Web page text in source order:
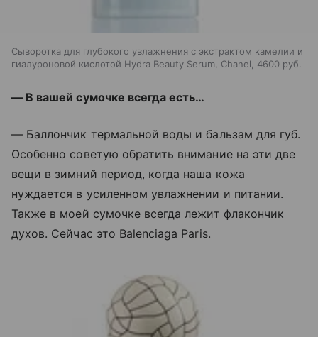
Сыворотка для глубокого увлажнения с экстрактом камелии и
гиалуроновой кислотой Hydra Beauty Serum, Chanel, 4600 руб.
— В вашей сумочке всегда есть…
— Баллончик термальной воды и бальзам для губ.
Особенно советую обратить внимание на эти две
вещи в зимний период, когда наша кожа
нуждается в усиленном увлажнении и питании.
Также в моей сумочке всегда лежит флакончик
духов. Сейчас это Balenciaga Paris.